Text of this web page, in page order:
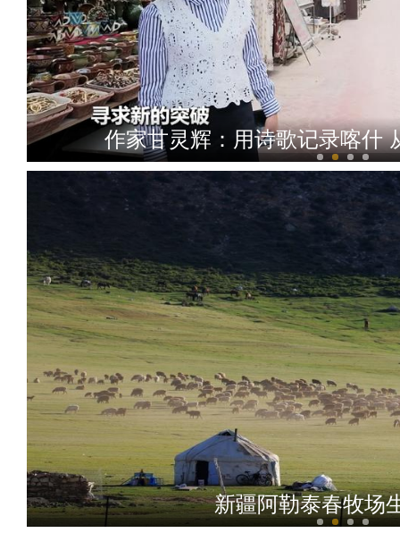
作家甘灵辉：用诗歌记录喀什
新疆：女子酒后从地库挪车被丈夫
新疆阿勒泰春牧场